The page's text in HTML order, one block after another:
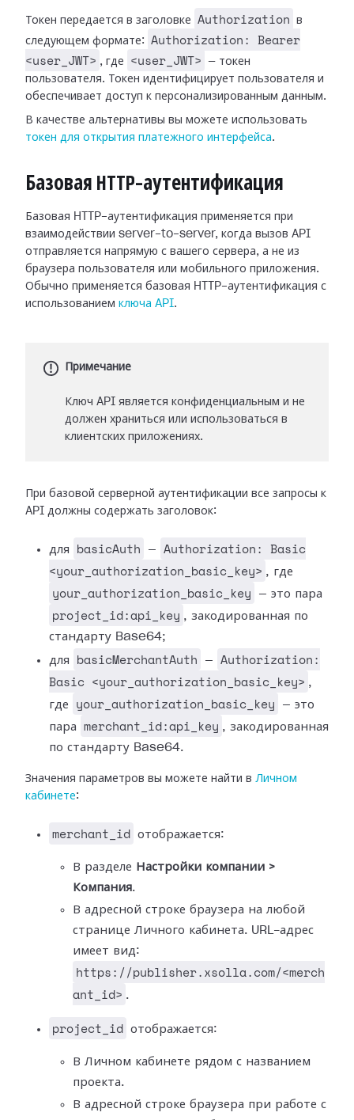
Токен передается в заголовке Authorization
в
следующем формате:
Authorization: Bearer
<user_JWT> , где <user_JWT>
— токен
пользователя. Токен идентифицирует пользователя и
обеспечивает доступ к персонализированным данным.
В качестве альтернативы вы можете использовать
токен для открытия платежного интерфейса.
Базовая HTTP-аутентификация
Базовая HTTP-аутентификация применяется при
взаимодействии server-to-server, когда вызов API
отправляется напрямую с вашего сервера, а не из
браузера пользователя или мобильного приложения.
Обычно применяется базовая HTTP-аутентификация с
использованием ключа API.
Примечание
Ключ API является конфиденциальным и не
должен храниться или использоваться в
клиентских приложениях.
При базовой серверной аутентификации все запросы к
API должны содержать заголовок:
для basicAuth —
Authorization: Basic
<your_authorization_basic_key> , где
your_authorization_basic_key — это пара
project_id:api_key , закодированная по
стандарту Base64;
для
basicMerchantAuth —
Authorization:
Basic <your_authorization_basic_key> ,
где
your_authorization_basic_key
— это
пара
merchant_id:api_key , закодированная
по стандарту Base64.
Значения параметров вы можете найти в Личном
кабинете:
merchant_id отображается:
В разделе Настройки компании >
Компания.
В адресной строке браузера на любой
странице Личного кабинета. URL-адрес
имеет вид:
https://publisher.xsolla.com/<merch
ant_id> .
project_id отображается:
В Личном кабинете рядом с названием
проекта.
В адресной строке браузера при работе с